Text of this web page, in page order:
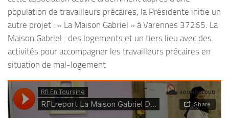
population de travailleurs précaires, la Présidente initie un
autre projet : « La Maison Gabriel » à Varennes 37265. La
Maison Gabriel : des logements et un tiers lieu avec des
activités pour accompagner les travailleurs précaires en
situation de mal-logement